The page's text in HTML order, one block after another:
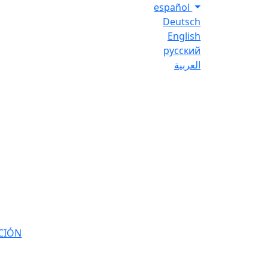
español
Deutsch
English
русский
العربية